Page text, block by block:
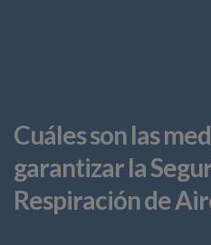
Cuáles son las
garantizar la
Respiración de